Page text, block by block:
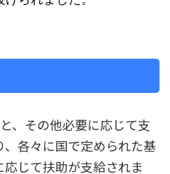
、その他必要に応じて支
各々に国で定められた基
じて扶助が支給されま